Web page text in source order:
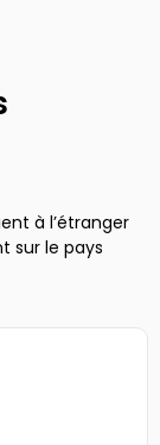
à l’étranger
sur le pays